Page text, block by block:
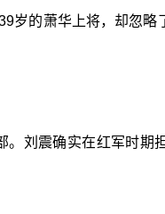
岁的萧华上将，却忽略
刘震确实在红军时期